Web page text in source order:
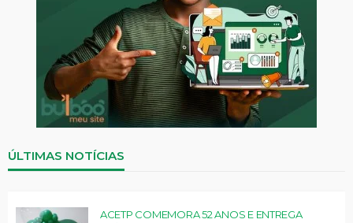
ÚLTIMAS NOTÍCIAS
ACETP COMEMORA 52 ANOS E ENTREGA